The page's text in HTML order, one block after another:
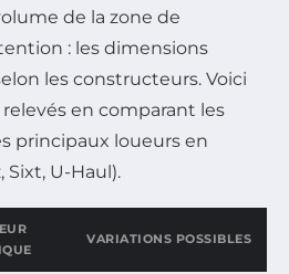
de la zone de
: les dimensions
les constructeurs. Voici
relevés en comparant les
principaux loueurs en
Sixt, U-Haul).
VARIATIONS POSSIBLES